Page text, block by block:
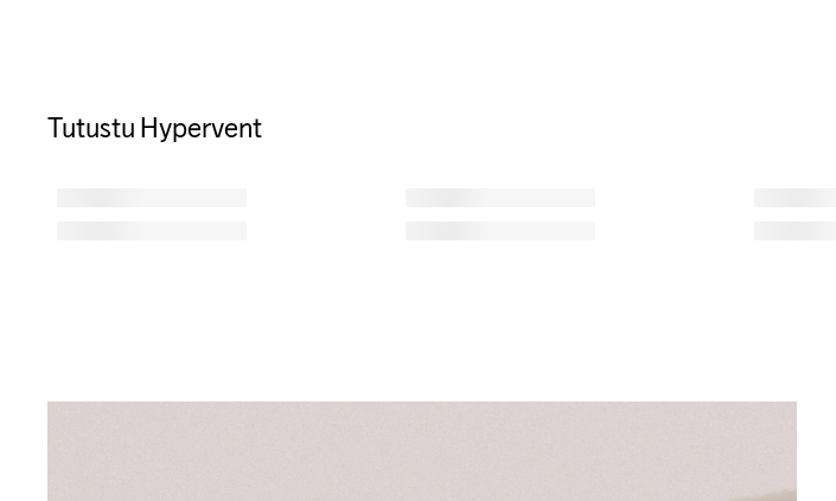
Tutustu Hypervent